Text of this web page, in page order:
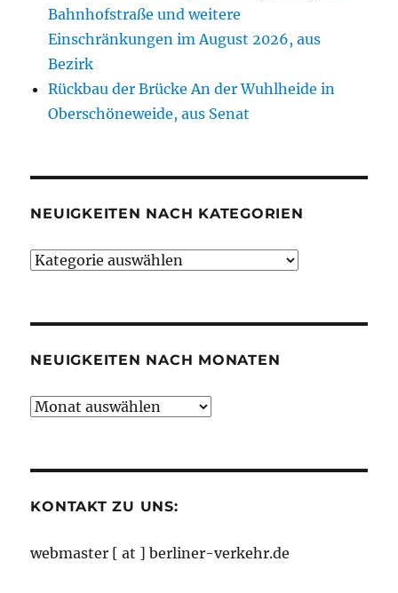
Bahnhofstraße und weitere
Einschränkungen im August 2026, aus
Bezirk
Rückbau der Brücke An der Wuhlheide in
Oberschöneweide, aus Senat
NEUIGKEITEN NACH KATEGORIEN
Neuigkeiten
NEUIGKEITEN NACH MONATEN
Neuigkeiten
KONTAKT ZU UNS:
webmaster [ at ] berliner-verkehr.de